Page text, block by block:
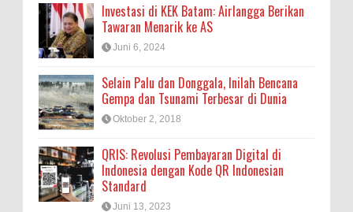
Investasi di KEK Batam: Airlangga Berikan
Tawaran Menarik ke AS
Juni 6, 2024
Selain Palu dan Donggala, Inilah Bencana
Gempa dan Tsunami Terbesar di Dunia
Oktober 2, 2018
QRIS: Revolusi Pembayaran Digital di
Indonesia dengan Kode QR Indonesian
Standard
Juni 13, 2023